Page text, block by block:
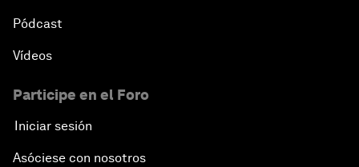
Pódcast
Vídeos
Participe en el Foro
Iniciar sesión
Asóciese con nosotros